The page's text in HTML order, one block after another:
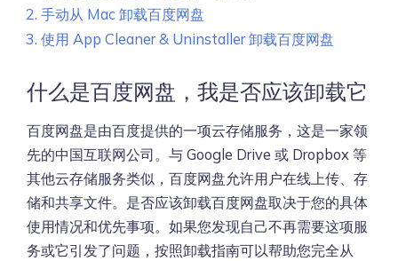
手动从 Mac 卸载百度网盘
使用 App Cleaner & Uninstaller 卸载百度网盘
什么是百度网盘，我是否应该卸载它
百度网盘是由百度提供的一项云存储服务，这是一家领
先的中国互联网公司。与 Google Drive 或 Dropbox 等
其他云存储服务类似，百度网盘允许用户在线上传、存
储和共享文件。是否应该卸载百度网盘取决于您的具体
使用情况和优先事项。如果您发现自己不再需要这项服
务或它引发了问题，按照卸载指南可以帮助您完全从